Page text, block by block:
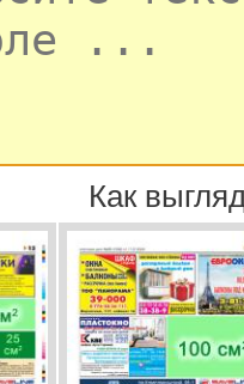
Как